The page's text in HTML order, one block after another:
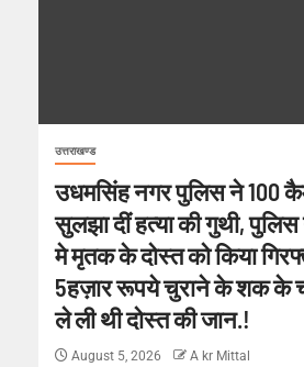
उत्तराखण्ड
उधमसिंह नगर पुलिस ने 100
सुलझा दीं हत्या की गुथी,
मे मृतक के दोस्त को किया
5हज़ार रूपये चुराने के शक के
ले ली थी दोस्त की जान.!
August 5, 2026 A kr Mittal